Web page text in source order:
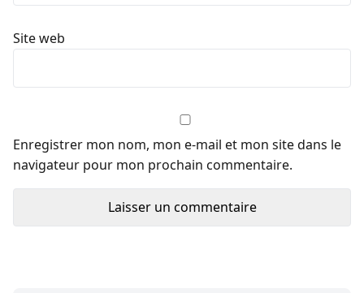
Site web
Enregistrer mon nom, mon e-mail et mon site dans le
navigateur pour mon prochain commentaire.